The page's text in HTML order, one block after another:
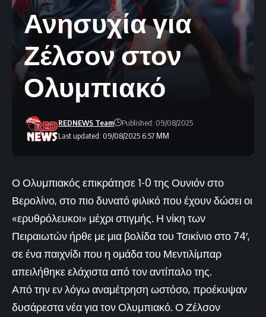
Ανησυχία για
Ζέλσον στον
Ολυμπιακό
Last updated: 09/08/2025 6:57 ΜΜ
REDNEWS Team Published: 09/08/2025
Ο Ολυμπιακός επικράτησε 1-0 της Ουνιόν στο
Βερολίνο, στο πιο δυνατό φιλικό που έχουν δώσει οι
«ερυθρόλευκοι» μέχρι στιγμής. Η νίκη των
Πειραιωτών ήρθε με μια βολίδα του Τσικίνιο στο 74′,
σε ένα παιχνίδι που η ομάδα του Μεντιλίμπαρ
απειλήθηκε ελάχιστα από τον αντίπαλο της.
Από την εν λόγω αναμέτρηση ωστόσο, προέκυψαν
δυσάρεστα νέα για τον Ολυμπιακό. Ο Ζέλσον